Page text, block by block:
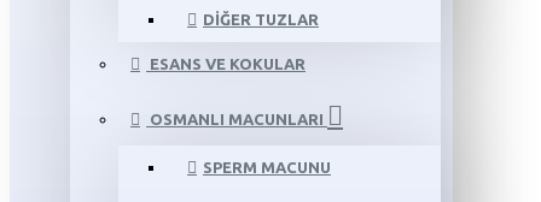
DIĞER TUZLAR
ESANS VE KOKULAR
OSMANLI MACUNLARI
SPERM MACUNU